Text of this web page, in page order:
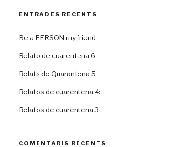
ENTRADES RECENTS
Be a PERSON my friend
Relato de cuarentena 6
Relats de Quarantena 5
Relatos de cuarentena 4:
Relatos de cuarentena 3
COMENTARIS RECENTS